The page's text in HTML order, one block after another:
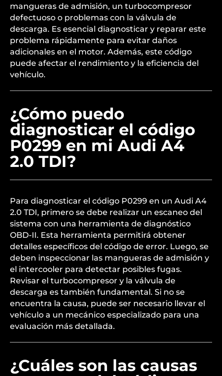
mangueras de admisión, un turbocompresor
defectuoso o problemas con la válvula de
descarga. Es esencial diagnosticar y reparar este
problema rápidamente para evitar daños
adicionales en el motor. Además, este código
puede afectar el rendimiento y la eficiencia del
vehículo.
¿Cómo puedo
diagnosticar el código
P0299 en mi Audi A4
2.0 TDI?
Para diagnosticar el código P0299 en un Audi A4
2.0 TDI, primero se debe realizar un escaneo del
sistema con una herramienta de diagnóstico
OBD-II. Esta herramienta permitirá obtener
detalles específicos del código de error. Luego, se
deben inspeccionar las mangueras de admisión y
el intercooler para detectar posibles fugas.
Revisar el turbocompresor y la válvula de
descarga es también fundamental. Si no se
encuentra la causa, puede ser necesario llevar el
vehículo a un mecánico especializado para una
evaluación más detallada.
¿Cuáles son las causas